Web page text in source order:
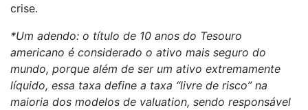
crise.
*Um adendo: o título de 10 anos do Tesouro
americano é considerado o ativo mais seguro do
mundo, porque além de ser um ativo extremamente
líquido, essa taxa define a taxa “livre de risco” na
maioria dos modelos de valuation, sendo responsável